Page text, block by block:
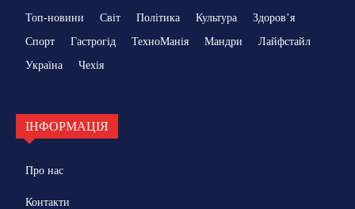
Топ-новини Світ Політика Культура
Здоровʼя
Спорт
Гастрогід ТехноМанія Мандри
Лайфстайл
Україна
Чехія
ІНФОРМАЦІЯ
Про нас
Контакти